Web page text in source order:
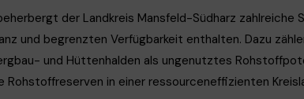
der Landkreis Mansfeld-Südharz zahlreiche
und begrenzten Verfügbarkeit enthalten. Dazu
und Hüttenhalden als ungenutztes
in einer ressourceneffizienten